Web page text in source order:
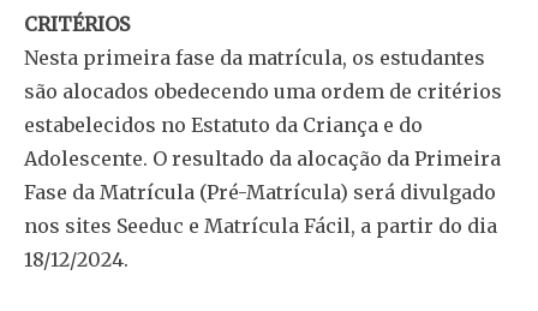
CRITÉRIOS
Nesta primeira fase da matrícula, os estudantes
são alocados obedecendo uma ordem de critérios
estabelecidos no Estatuto da Criança e do
Adolescente. O resultado da alocação da Primeira
Fase da Matrícula (Pré-Matrícula) será divulgado
nos sites Seeduc e Matrícula Fácil, a partir do dia
18/12/2024.